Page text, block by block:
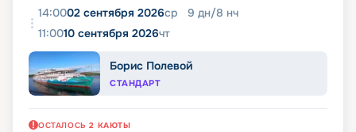
14:0002 сентября 2026ср 9 дн/8 нч
11:0010 сентября 2026чт
Борис Полевой
СТАНДАРТ
ОСТАЛОСЬ 2 КАЮТЫ